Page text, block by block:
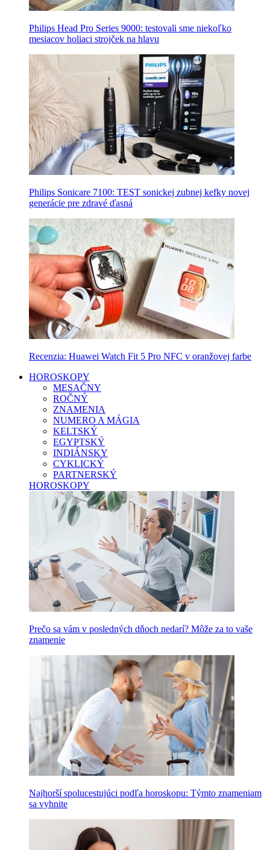
Philips Head Pro Series 9000: testovali sme niekoľko
mesiacov holiaci strojček na hlavu
Philips Sonicare 7100: TEST sonickej zubnej kefky novej
generácie pre zdravé ďasná
Recenzia: Huawei Watch Fit 5 Pro NFC v oranžovej farbe
HOROSKOPY
MESAČNY
ROČNÝ
ZNAMENIA
NUMERO A MÁGIA
KELTSKÝ
EGYPTSKÝ
INDIÁNSKY
CYKLICKÝ
PARTNERSKÝ
HOROSKOPY
Prečo sa vám v posledných dňoch nedarí? Môže za to vaše
znamenie
Najhorší spolucestujúci podľa horoskopu: Týmto znameniam
sa vyhnite